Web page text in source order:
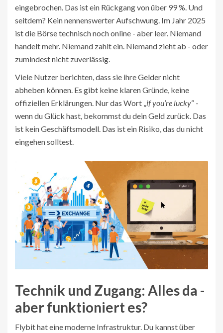
eingebrochen. Das ist ein Rückgang von über 99 %. Und
seitdem? Kein nennenswerter Aufschwung. Im Jahr 2025
ist die Börse technisch noch online - aber leer. Niemand
handelt mehr. Niemand zahlt ein. Niemand zieht ab - oder
zumindest nicht zuverlässig.
Viele Nutzer berichten, dass sie ihre Gelder nicht
abheben können. Es gibt keine klaren Gründe, keine
offiziellen Erklärungen. Nur das Wort „if you’re lucky“ -
wenn du Glück hast, bekommst du dein Geld zurück. Das
ist kein Geschäftsmodell. Das ist ein Risiko, das du nicht
eingehen solltest.
Technik und Zugang: Alles da -
aber funktioniert es?
Flybit hat eine moderne Infrastruktur. Du kannst über